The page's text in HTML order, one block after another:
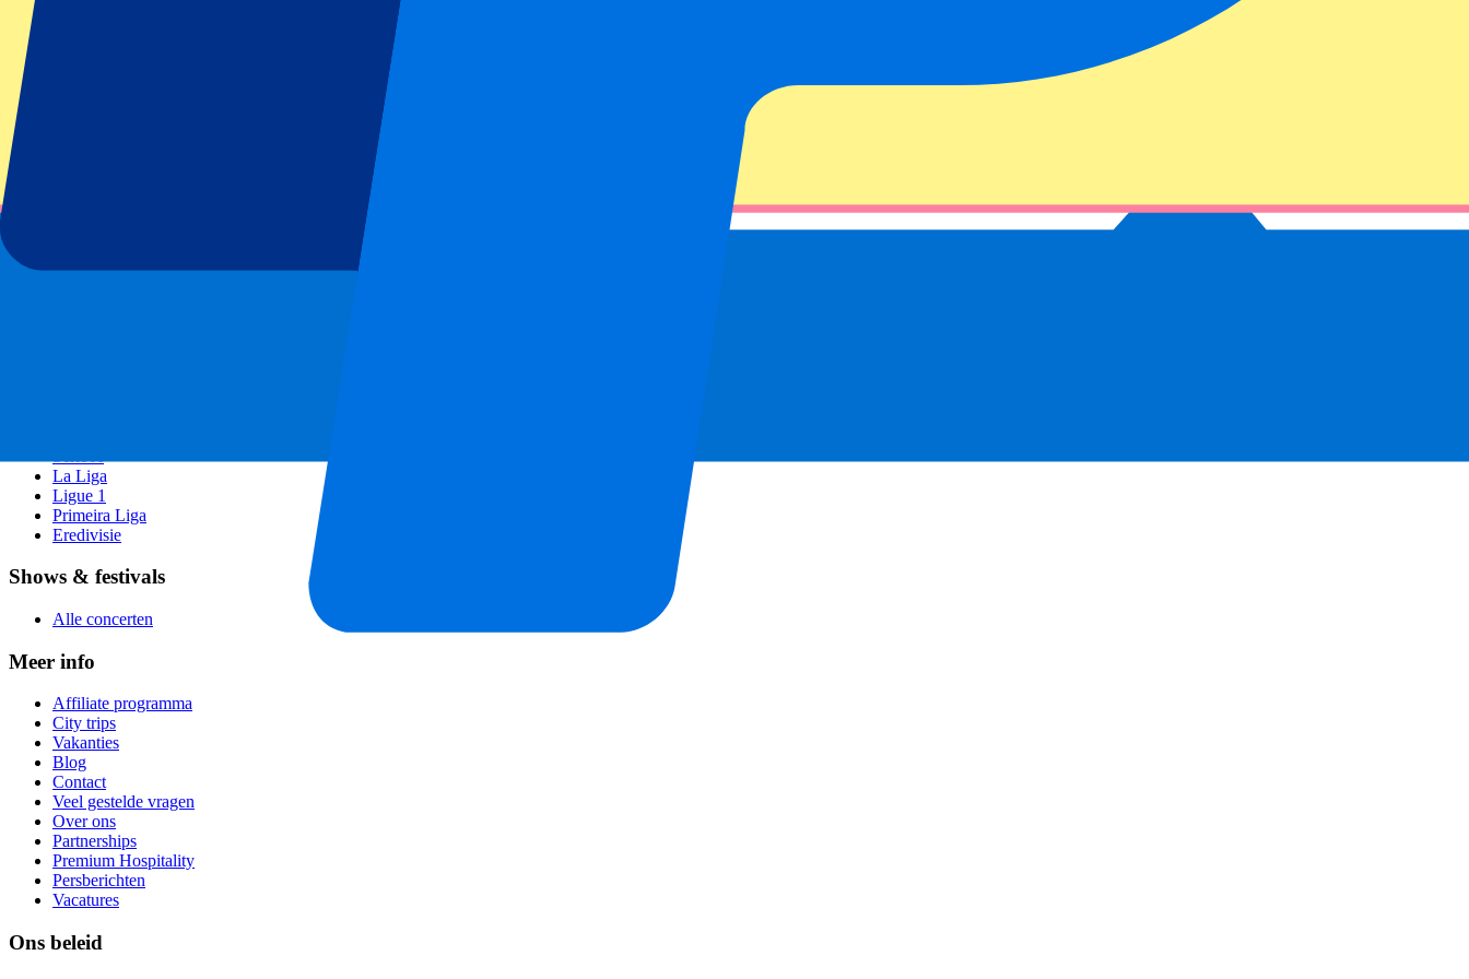
Populaire events
Formule 1
La Liga
Ligue 1
Primeira Liga
Eredivisie
Shows & festivals
Alle concerten
Meer info
Affiliate programma
City trips
Vakanties
Blog
Contact
Veel gestelde vragen
Over ons
Partnerships
Premium Hospitality
Persberichten
Vacatures
Ons beleid